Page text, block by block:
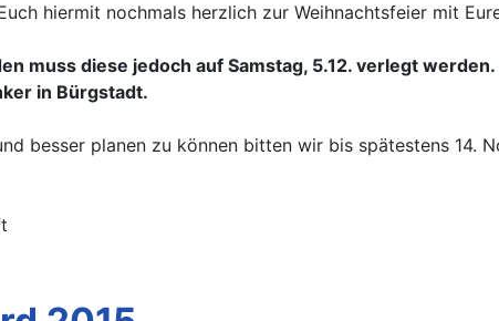
hiermit nochmals herzlich zur Weihnachtsfeier mit
muss diese jedoch auf Samstag, 5.12. verlegt
in Bürgstadt.
besser planen zu können bitten wir bis spätestens 14.